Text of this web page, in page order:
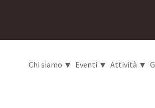
Chi siamo ▾ Eventi ▾ Attività ▾